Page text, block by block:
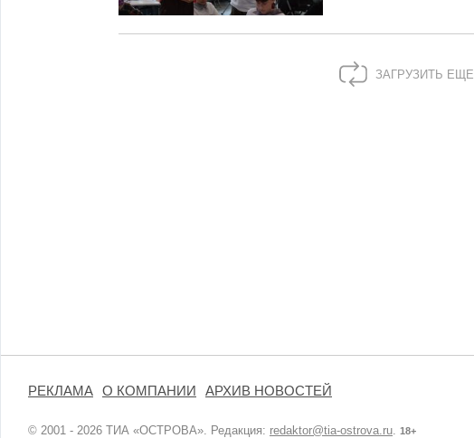
ЗАГРУЗИТЬ ЕЩЕ
РЕКЛАМА О КОМПАНИИ АРХИВ НОВОСТЕЙ
© 2001 - 2026 ТИА «ОСТРОВА». Редакция: redaktor@tia-ostrova.ru 18+